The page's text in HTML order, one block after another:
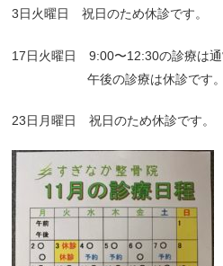
3日火曜日 祝日のため休診です。
17日火曜日 9:00〜12:30の診療は通
午後の診療は休診です。
23日月曜日 祝日のため休診です。